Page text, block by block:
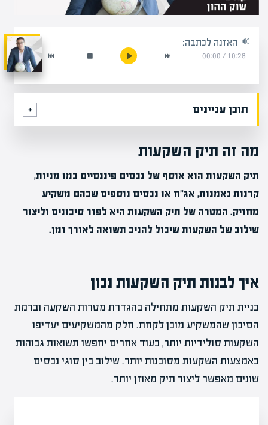
האזנה לכתבה:
10:28
/
00:00
תוכן עניינים
מה זה תיק השקעות
תיק השקעות הוא אוסף של נכסים פיננסיים כמו מניות,
קרנות נאמנות, אג"ח או נכסים נוספים שבהם משקיע
מחזיק. המטרה של תיק השקעות היא לפזר סיכונים וליצור
שילוב של השקעות שיכול להניב תשואה לאורך זמן.
איך לבנות תיק השקעות נכון
בניית תיק השקעות מתחילה בהגדרת מטרות השקעה וברמת
הסיכון שהמשקיע מוכן לקחת. חלק מהמשקיעים יעדיפו
השקעות סולידיות יותר, בעוד אחרים יחפשו תשואות גבוהות
באמצעות השקעות מסוכנות יותר. שילוב בין סוגי נכסים
שונים מאפשר ליצור תיק מאוזן יותר.